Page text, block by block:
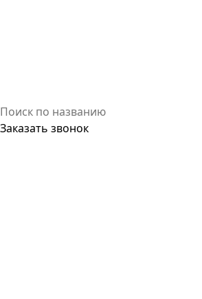
Заказать звонок